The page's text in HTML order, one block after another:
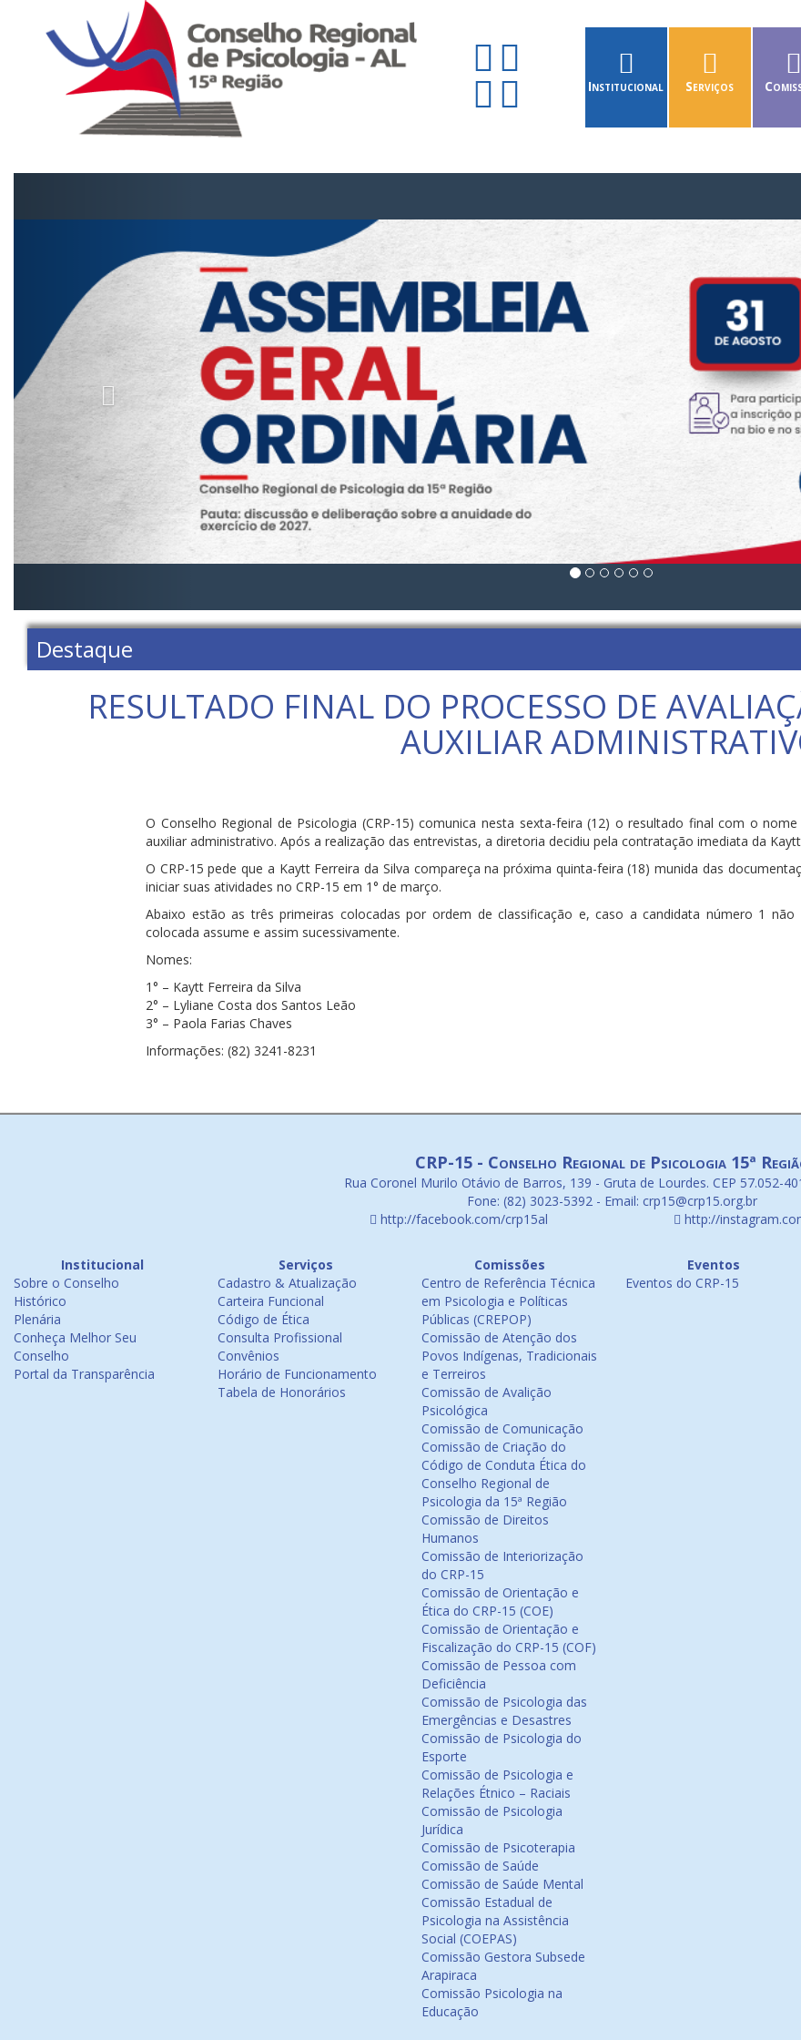
Institucional Serviços
Destaque
RESULTADO FINAL DO PROCESSO DE
AUXILIAR
O Conselho Regional de Psicologia (CRP-15) comunica nesta sexta-feira (12) o resultado final com o
auxiliar administrativo. Após a realização das entrevistas, a diretoria decidiu pela contratação imediata da
O CRP-15 pede que a Kaytt Ferreira da Silva compareça na próxima quinta-feira (18) munida das
iniciar suas atividades no CRP-15 em 1° de março.
Abaixo estão as três primeiras colocadas por ordem de classificação e, caso a candidata número 1
colocada assume e assim sucessivamente.
Nomes:
1° – Kaytt Ferreira da Silva
2° – Lyliane Costa dos Santos Leão
3° – Paola Farias Chaves
Informações: (82) 3241-8231
CRP-15 - Conselho Regional de Psicologia 15ª
Rua Coronel Murilo Otávio de Barros, 139 - Gruta de Lourdes. CEP 57.052-
Fone: (82) 3023-5392 - Email: crp15@crp15.org.br
http://facebook.com/crp15al
http://
Institucional
Sobre o Conselho
Histórico
Plenária
Conheça Melhor Seu
Conselho
Portal da Transparência
Serviços
Cadastro & Atualização
Carteira Funcional
Código de Ética
Consulta Profissional
Convênios
Horário de Funcionamento
Tabela de Honorários
Comissões
Centro de Referência Técnica
em Psicologia e Políticas
Públicas (CREPOP)
Comissão de Atenção dos
Povos Indígenas, Tradicionais
e Terreiros
Comissão de Avalição
Psicológica
Comissão de Comunicação
Comissão de Criação do
Código de Conduta Ética do
Conselho Regional de
Psicologia da 15ª Região
Comissão de Direitos
Humanos
Comissão de Interiorização
do CRP-15
Comissão de Orientação e
Ética do CRP-15 (COE)
Comissão de Orientação e
Fiscalização do CRP-15 (COF)
Comissão de Pessoa com
Deficiência
Comissão de Psicologia das
Emergências e Desastres
Comissão de Psicologia do
Esporte
Comissão de Psicologia e
Relações Étnico – Raciais
Comissão de Psicologia
Jurídica
Comissão de Psicoterapia
Comissão de Saúde
Comissão de Saúde Mental
Comissão Estadual de
Psicologia na Assistência
Social (COEPAS)
Comissão Gestora Subsede
Arapiraca
Comissão Psicologia na
Educação
Eventos
Eventos do CRP-15